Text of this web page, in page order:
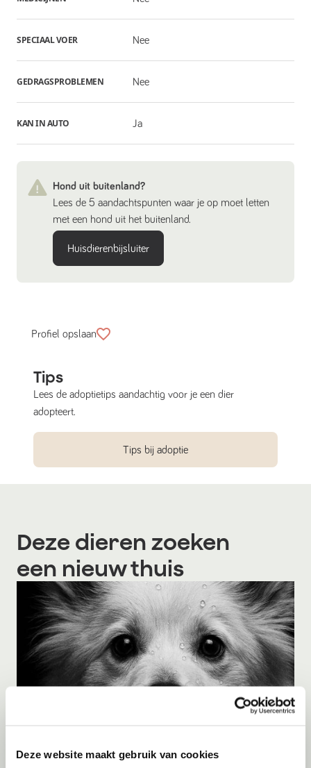
Deze website maakt gebruik van cookies
SPECIAAL VOER Nee
GEDRAGSPROBLEMEN Nee
KAN IN AUTO Ja
Hond uit buitenland?
Lees de 5 aandachtspunten waar je op moet letten
met een hond uit het buitenland.
Huisdierenbijsluiter
Profiel opslaan
Tips
Lees de adoptietips aandachtig voor je een dier
adopteert.
Tips bij adoptie
Deze dieren zoeken
een nieuw thuis